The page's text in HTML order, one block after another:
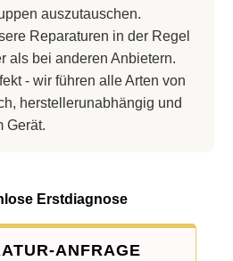
auszutauschen.
Reparaturen in der Regel
als bei anderen Anbietern.
- wir führen alle Arten von
herstellerunabhängig und
Gerät.
Erstdiagnose
ANFRAGE